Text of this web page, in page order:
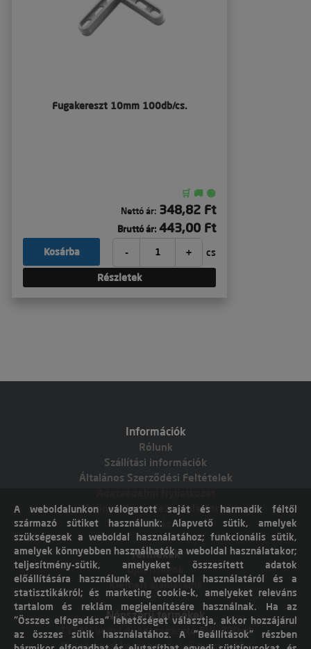
Fugakereszt 10mm 100db/cs.
🛒 🚚 🟢
Nettó ár: 348,82 Ft
Bruttó ár: 443,00 Ft
- + cs
Kosárba
Részletek
Információk
Rólunk
Szállítási információk
Általános Szerződési Feltételek
Online vitarendezési platform
Elállás
Termékek
Újdonságok
Kiemelt ajánlataink
Népszerű termékek
TYTAN vegyi dübel ragasztó EVI. 300ml
Molnárkocsi kerékhez belső gumi 4,10 /
A weboldalunkon válogatott saját és harmadik féltől
származó sütiket használunk: Alapvető sütik, amelyek
szükségesek a weboldal használatához; funkcionális sütik,
amelyek könnyebben használhatók a weboldal használatakor;
teljesítmény-sütik, amelyeket összesített adatok
előállítására használunk a weboldal használatáról és a
statisztikákról; és marketing cookie-k, amelyeket releváns
tartalom és reklám megjelenítésére használnak. Ha az
"Összes elfogadása" lehetőséget választja, akkor hozzájárul
az összes sütik használatához. A "Beállítások" részben